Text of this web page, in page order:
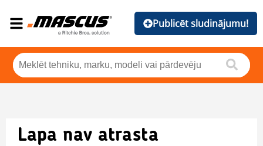
Publicēt sludinājumu!
Lapa nav atrasta